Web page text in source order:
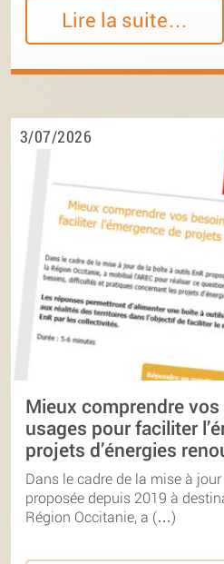
Lire la suite…
3/07/2026
Mieux comprendre
usages pour faciliter
projets d’énergies
Dans le cadre de la mise à
proposée depuis 2019 à
Région Occitanie, a (…)